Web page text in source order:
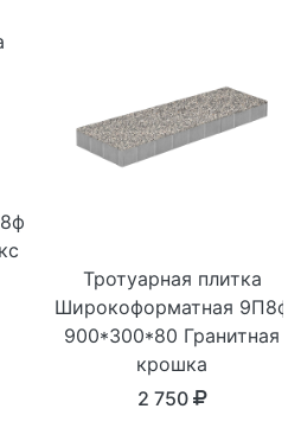
Тротуарная плитка
Широкоформатная 9П8ф
900*300*80 Гранитная
крошка
2 750